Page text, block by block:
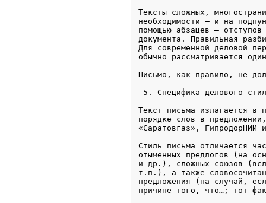
Тексты сложных,
необходимости – и на
помощью абзацев –
документа. Правильная
Для современной деловой
обычно рассматривается
5. Специфика делового
Текст письма излагается в
порядке слов в
«Саратовгаз»,
Стиль письма отличается
отыменных предлогов (на
и др.), сложных союзов
т.п.), а также
предложения (на случай,
причине того, что…; тот